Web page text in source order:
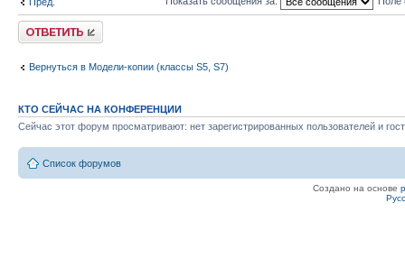
Ответить
Вернуться в Модели-копии (классы S5, S7)
КТО СЕЙЧАС НА КОНФЕРЕНЦИИ
Сейчас этот форум просматривают: нет зарегистрированных пользователей и
Список форумов
Создано на основе